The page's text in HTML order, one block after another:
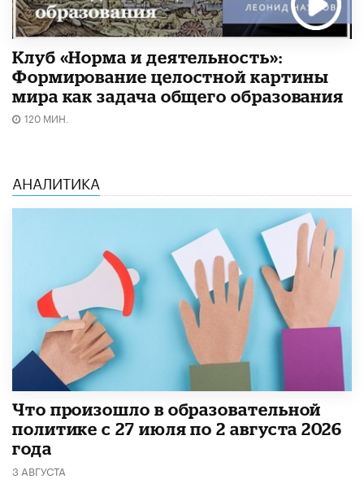
Клуб «Норма и деятельность»:
Формирование целостной картины
мира как задача общего образования
120 МИН.
АНАЛИТИКА
​Что произошло в образовательной
политике с 27 июля по 2 августа 2026
года
3 АВГУСТА